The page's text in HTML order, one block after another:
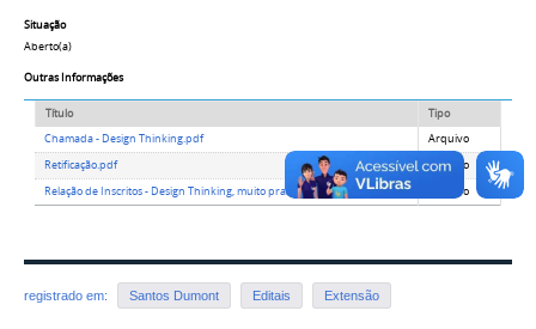
Situação
Aberto(a)
Outras Informações
Título
Tipo
Chamada - Design Thinking.pdf
Arquivo
Retificação.pdf
Arquivo
Relação de Inscritos - Design Thinking, muito prazer.pdf
Arquivo
registrado em: Santos Dumont Editais Extensão